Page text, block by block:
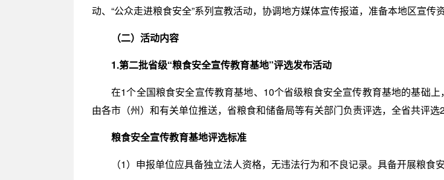
动、“公众走进粮食安全”系列宣教活动，协调地方媒体宣传报道，准备本地区宣传
（二）活动内容
1.第二批省级“粮食安全宣传教育基地”评选发布活动
在1个全国粮食安全宣传教育基地、10个省级粮食安全宣传教育基地的基础上
由各市（州）和有关单位推送，省粮食和储备局等有关部门负责评选，全省共评选
粮食安全宣传教育基地评选标准
（1）申报单位应具备独立法人资格，无违法行为和不良记录。具备开展粮食